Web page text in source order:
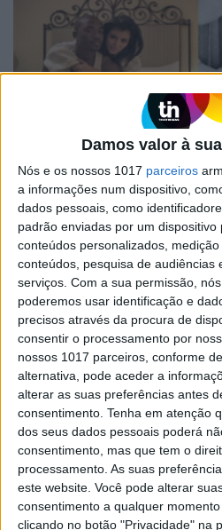
Damos valor à
Nós e os nossos 1017 parceiros
a informações num dispositivo,
dados pessoais, como
padrão enviadas por um dispositivo
conteúdos personalizados,
conteúdos, pesquisa de audiências
serviços. Com a sua permissão,
poderemos usar identificação e
precisos através da procura de
consentir o processamento por
nossos 1017 parceiros, conforme
alternativa, pode aceder a
alterar as suas preferências antes
consentimento. Tenha em atenção
dos seus dados pessoais poderá
consentimento, mas que tem o
processamento. As suas
este website. Você pode alterar
consentimento a qualquer
clicando no botão "Privacidade" na
Celebridades que
vídeos íntimos na
Veja as FOTOS e conheça
realizadas por famosos
visualizações na Internet
SITES DO GRUPO
Visão